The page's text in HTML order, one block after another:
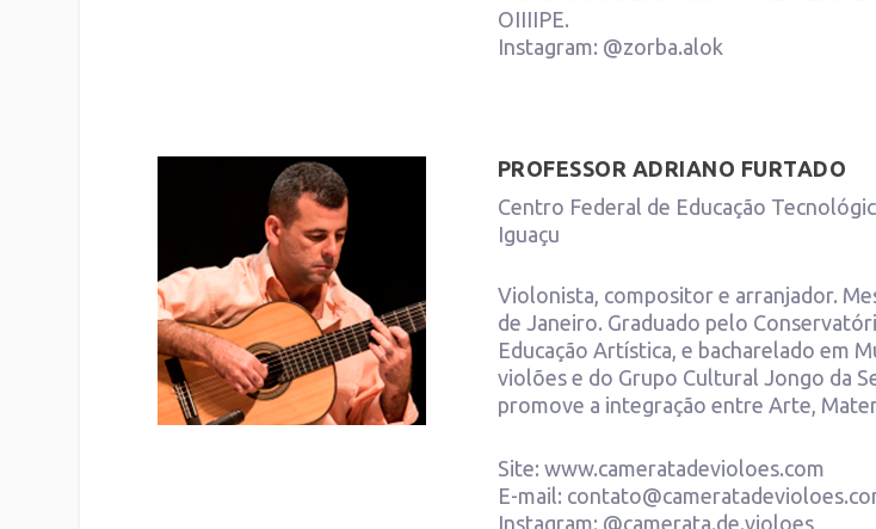
OIIIIPE.
Instagram: @zorba.alok
PROFESSOR ADRIANO FURTADO
Centro Federal de Educação
Iguaçu
Violonista, compositor e arranjador.
de Janeiro. Graduado pelo
Educação Artística, e bacharelado em
violões e do Grupo Cultural Jongo da
promove a integração entre Arte,
Site: www.cameratadevioloes.com
E-mail:
Instagram: @camerata.de.violoes